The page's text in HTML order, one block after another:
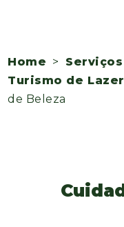
Home > Serviços
Turismo de
de Beleza